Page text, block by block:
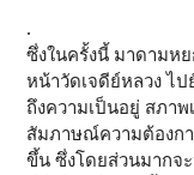
.
ซึ่งในครั้งนี้ มาดามห
หน้าวัดเจดีย์หลวง ไ
ถึงความเป็นอยู่ สภา
สัมภาษณ์ความต้องกา
ขึ้น ซึ่งโดยส่วนมากจ